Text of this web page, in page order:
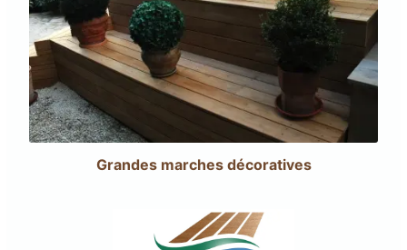
Grandes marches décoratives